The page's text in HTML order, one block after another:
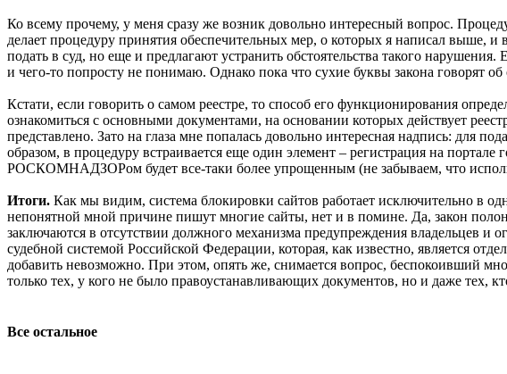
Ко всему прочему, у меня сразу же возник довольно интересный вопрос.
делает процедуру принятия обеспечительных мер, о которых я написал выше,
подать в суд, но еще и предлагают устранить обстоятельства такого
и чего-то попросту не понимаю. Однако пока что сухие буквы закона говорят об
Кстати, если говорить о самом реестре, то способ его функционирования
ознакомиться с основными документами, на основании которых действует
представлено. Зато на глаза мне попалась довольно интересная надпись: для
образом, в процедуру встраивается еще один элемент – регистрация на
РОСКОМНАДЗОРом будет все-таки более упрощенным (не забываем, что
Итоги. Как мы видим, система блокировки сайтов работает исключительно в
непонятной мной причине пишут многие сайты, нет и в помине. Да, закон
заключаются в отсутствии должного механизма предупреждения владельцев и
судебной системой Российской Федерации, которая, как известно, является
добавить невозможно. При этом, опять же, снимается вопрос, беспокоивший
только тех, у кого не было правоустанавливающих документов, но и даже тех,
Все остальное